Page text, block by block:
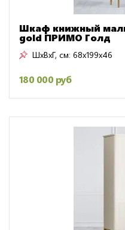
Шкаф книжный
gold ПРИМО Голд
ШxВxГ, см: 68x199x46
180 000 руб